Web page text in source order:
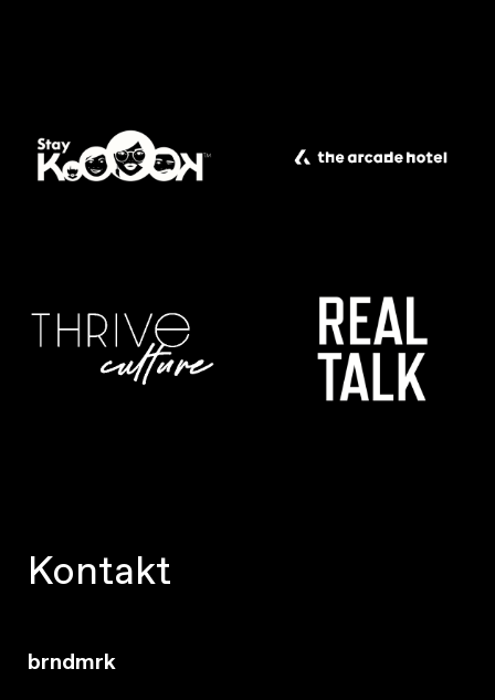
Kontakt
brndmrk